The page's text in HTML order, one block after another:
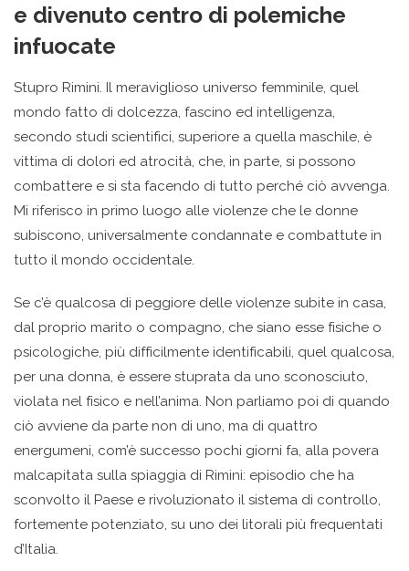
e divenuto centro di polemiche
infuocate
Stupro Rimini. Il meraviglioso universo femminile, quel
mondo fatto di dolcezza, fascino ed intelligenza,
secondo studi scientifici, superiore a quella maschile, è
vittima di dolori ed atrocità, che, in parte, si possono
combattere e si sta facendo di tutto perché ciò avvenga.
Mi riferisco in primo luogo alle violenze che le donne
subiscono, universalmente condannate e combattute in
tutto il mondo occidentale.
Se c’è qualcosa di peggiore delle violenze subite in casa,
dal proprio marito o compagno, che siano esse fisiche o
psicologiche, più difficilmente identificabili, quel qualcosa,
per una donna, è essere stuprata da uno sconosciuto,
violata nel fisico e nell’anima. Non parliamo poi di quando
ciò avviene da parte non di uno, ma di quattro
energumeni, com’è successo pochi giorni fa, alla povera
malcapitata sulla spiaggia di Rimini: episodio che ha
sconvolto il Paese e rivoluzionato il sistema di controllo,
fortemente potenziato, su uno dei litorali più frequentati
d’Italia.